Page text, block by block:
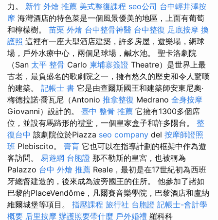
力。 新竹 外燴 推薦 美式整復課程 seo公司 台中輕井澤按
摩 海灣酒店的特色菜是一個風景優美的地區，上面有葡萄
和檸檬樹。 苗栗 外燴 台中整骨神醫 台中整復 足底按摩 換
護照 這裡有一座大型酒店建築，許多房屋，遊樂場，網球
場，戶外水療中心，兩個足球場，鹹水池。 聖卡洛劇院
（San 太平 整骨 Carlo 柬埔寨簽證 Theatre）是世界上最
古老，最負盛名的歌劇院之一，擁有悠久的歷史和令人驚嘆
的建築。 記帳士 書 它是由查爾斯國王和建築師安東尼奧·
梅德拉諾·喬瓦尼（Antonio 推拿整復 Medrano 全身按摩
Giovanni）設計的。 臺中 整骨 推薦 它擁有1300多個席
位，並設有馬蹄形的禮堂，一個皇家盒子和許多陽台。 整
復台中 該劇院位於Piazza seo company del 按摩師證照
班 Plebiscito。 膏肓 它也可以在指導計劃的框架中作為遊
客訪問。 易遊網 台胞證 那不勒斯的皇宮，也被稱為
Palazzo 台中 外燴 推薦 Reale，最初是在17世紀初為西班
牙總督建造的，後來成為波旁國王的住所。 他參加了諸如
巴黎的PlaceVendôme，凡爾賽音樂學院，巴黎酒店和盧納
維爾城堡等項目。 指壓課程 旅行社 台胞證 記帳士-會計學
概要 后里按摩 辦護照要帶什麼 戶外婚禮 羅科科